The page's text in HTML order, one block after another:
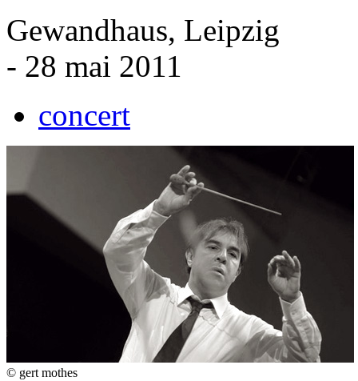
Gewandhaus, Leipzig
- 28 mai 2011
concert
© gert mothes